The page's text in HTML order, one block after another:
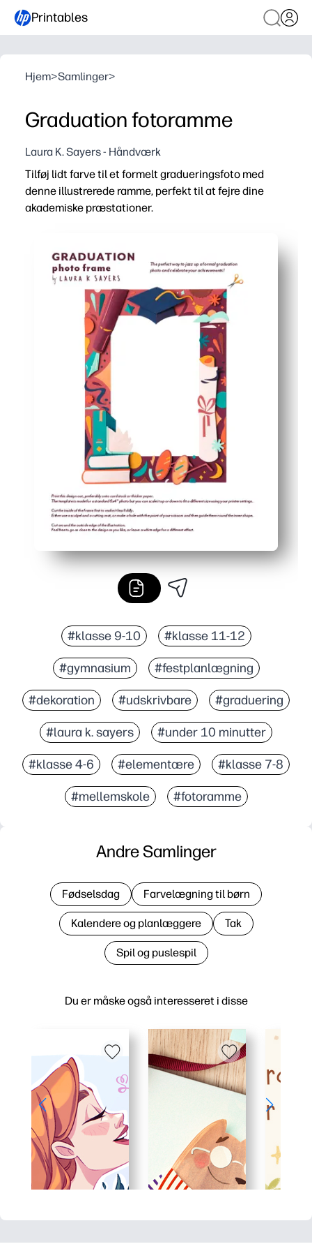
Printables
Hjem>Samlinger>
Graduation fotoramme
Laura K. Sayers - Håndværk
Tilføj lidt farve til et formelt gradueringsfoto med
denne illustrerede ramme, perfekt til at fejre dine
akademiske præstationer.
Engagerende for børn - du får et hurtigt håndværk
Alsidig skærm - du kan indramme den, placere den på
Personlig souvenir - du tilføjer navne, datoer og
#klasse 9-10 #klasse 11-12
#gymnasium #festplanlægning
#dekoration #udskrivbare #graduering
#laura k. sayers #under 10 minutter
#klasse 4-6 #elementære #klasse 7-8
#mellemskole #fotoramme
Du er måske også interesseret i disse
Andre Samlinger
Fødselsdag Farvelægning til børn
Kalendere og planlæggere Tak
Spil og puslespil